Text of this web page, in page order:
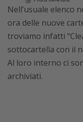
Nell’usuale elenco
ora delle nuove
troviamo infatti
sottocartella con il
Al loro interno ci
archiviati.